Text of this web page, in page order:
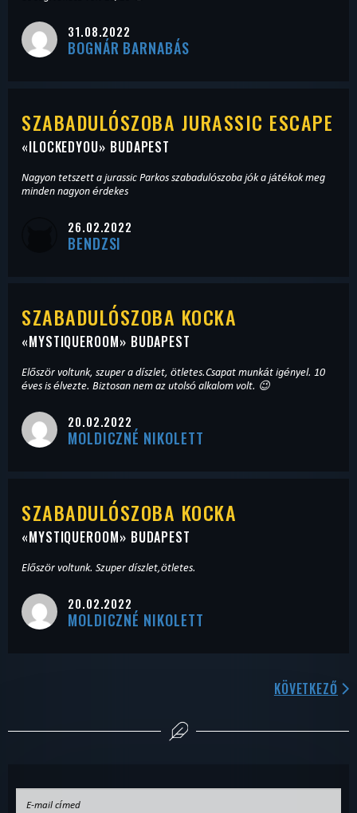
31.08.2022
BOGNÁR BARNABÁS
SZABADULÓSZOBA JURASSIC ESCAPE
«ILOCKEDYOU» BUDAPEST
Nagyon tetszett a jurassic Parkos szabadulószoba jók a játékok meg
minden nagyon érdekes
26.02.2022
BENDZSI
SZABADULÓSZOBA KOCKA
«MYSTIQUEROOM» BUDAPEST
Először voltunk, szuper a díszlet, ötletes.Csapat munkát igényel. 10
éves is élvezte. Biztosan nem az utolsó alkalom volt. 😉
20.02.2022
MOLDICZNÉ NIKOLETT
SZABADULÓSZOBA KOCKA
«MYSTIQUEROOM» BUDAPEST
Először voltunk. Szuper díszlet,ötletes.
20.02.2022
MOLDICZNÉ NIKOLETT
KÖVETKEZŐ